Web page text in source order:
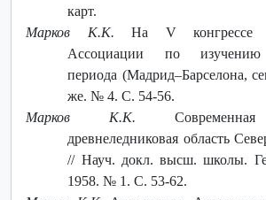
карт.
Марков К.К. На V конгрессе
Ассоциации по изучению
периода (Мадрид–Барселона,
же. № 4. С. 54-56.
Марков К.К. Современная
древнеледниковая область
// Науч. докл. высш. школы.
1958. № 1. С. 53-62.